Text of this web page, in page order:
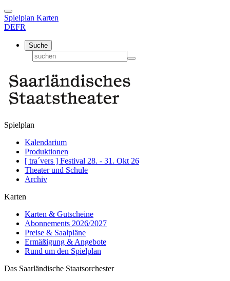
Spielplan Karten
DEFR
Suche
Spielplan
Kalendarium
Produktionen
[ tra´vers ] Festival 28. - 31. Okt 26
Theater und Schule
Archiv
Karten
Karten & Gutscheine
Abonnements 2026/2027
Preise & Saalpläne
Ermäßigung & Angebote
Rund um den Spielplan
Das Saarländische Staatsorchester